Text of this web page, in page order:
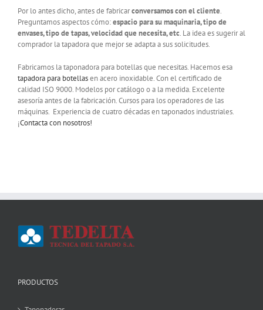
Por lo antes dicho, antes de fabricarconversamos con el cliente.
Preguntamos aspectos cómo:espacio para su maquinaria, tipo de
envases, tipo de tapas, velocidad que necesita, etc. La idea es sugerir al
comprador la tapadora que mejor se adapta a sus solicitudes.
Fabricamos la taponadora para botellas que necesitas. Hacemos esa
tapadora para botellasen acero inoxidable. Con el certificado de
calidad ISO 9000. Modelos por catálogo o a la medida. Excelente
asesoría antes de la fabricación. Cursos para los operadores de las
máquinas. Experiencia de cuatro décadas en taponados industriales.
¡Contacta con nosotros!
PRODUCTOS